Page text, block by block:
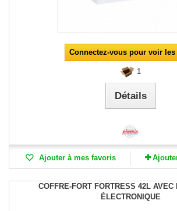
Connectez-vous pour voir
1
Détails
Ajouter à mes favoris
COFFRE-FORT FORTRESS 42L AVEC
ÉLECTRONIQUE